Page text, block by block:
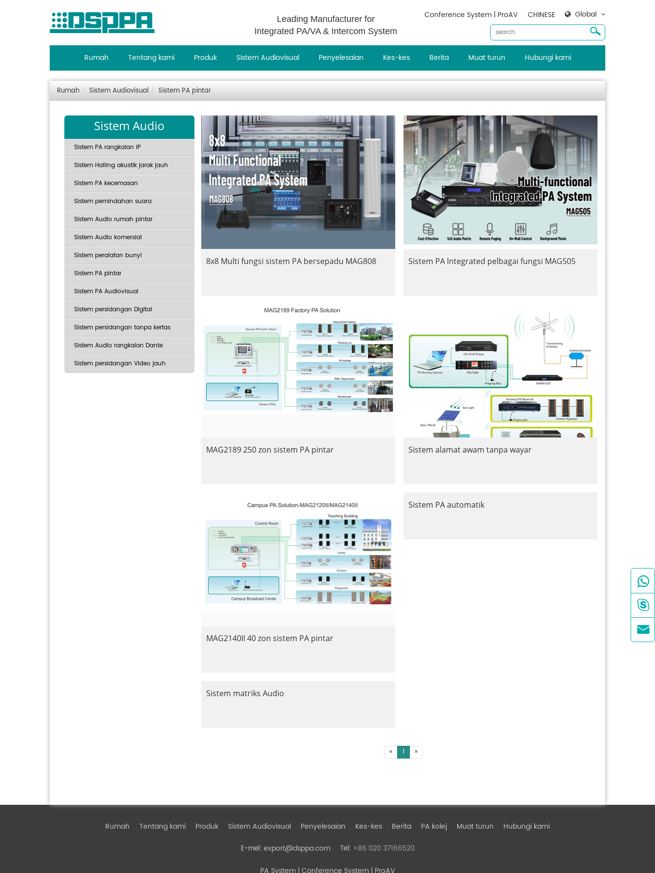
Leading Manufacturer for
Integrated PA/VA & Intercom System
Global
CHINESE
Conference System | ProAV
Rumah Tentang kami Produk Sistem Audiovisual Penyelesaian Kes-kes Berita Muat turun Hubungi kami
Rumah Sistem Audiovisual Sistem PA pintar
Sistem Audio
Sistem PA rangkaian IP
Sistem Hailing akustik jarak jauh
Sistem PA kecemasan
Sistem pemindahan suara
Sistem Audio rumah pintar
Sistem Audio komersial
Sistem peralatan bunyi
Sistem PA pintar
Sistem PA Audiovisual
Sistem persidangan Digital
Sistem persidangan tanpa kertas
Sistem Audio rangkaian Dante
Sistem persidangan Video jauh
8x8 Multi fungsi sistem PA bersepadu MAG808 Sistem PA lntegrated pelbagai fungsi MAG505
MAG2189 250 zon sistem PA pintar Sistem alamat awam tanpa wayar
MAG2140II 40 zon sistem PA pintar
Sistem PA automatik
Sistem matriks Audio
« 1 »
Rumah Tentang kami Produk Sistem Audiovisual Penyelesaian Kes-kes Berita PA kolej Muat turun Hubungi kami
E-mel: export@dsppa.com Tel: +86 020 37166520


